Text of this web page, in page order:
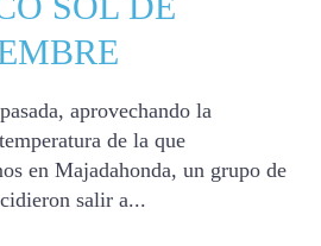
aprovechando la
de la que
en Majadahonda, un grupo de
salir a...